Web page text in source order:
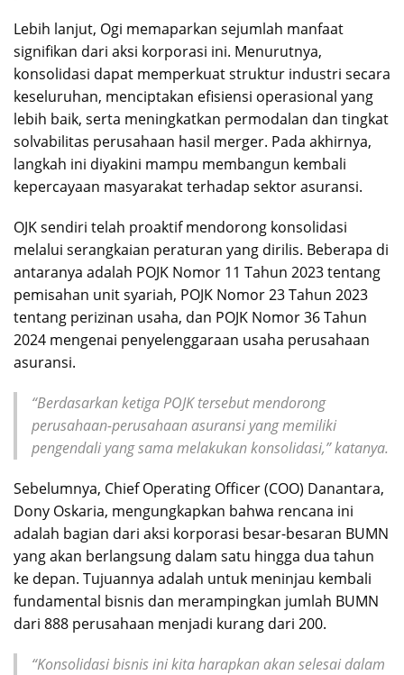
Lebih lanjut, Ogi memaparkan sejumlah manfaat
signifikan dari aksi korporasi ini. Menurutnya,
konsolidasi dapat memperkuat struktur industri secara
keseluruhan, menciptakan efisiensi operasional yang
lebih baik, serta meningkatkan permodalan dan tingkat
solvabilitas perusahaan hasil merger. Pada akhirnya,
langkah ini diyakini mampu membangun kembali
kepercayaan masyarakat terhadap sektor asuransi.
OJK sendiri telah proaktif mendorong konsolidasi
melalui serangkaian peraturan yang dirilis. Beberapa di
antaranya adalah POJK Nomor 11 Tahun 2023 tentang
pemisahan unit syariah, POJK Nomor 23 Tahun 2023
tentang perizinan usaha, dan POJK Nomor 36 Tahun
2024 mengenai penyelenggaraan usaha perusahaan
asuransi.
“Berdasarkan ketiga POJK tersebut mendorong
perusahaan-perusahaan asuransi yang memiliki
pengendali yang sama melakukan konsolidasi,” katanya.
Sebelumnya, Chief Operating Officer (COO) Danantara,
Dony Oskaria, mengungkapkan bahwa rencana ini
adalah bagian dari aksi korporasi besar-besaran BUMN
yang akan berlangsung dalam satu hingga dua tahun
ke depan. Tujuannya adalah untuk meninjau kembali
fundamental bisnis dan merampingkan jumlah BUMN
dari 888 perusahaan menjadi kurang dari 200.
“Konsolidasi bisnis ini kita harapkan akan selesai dalam